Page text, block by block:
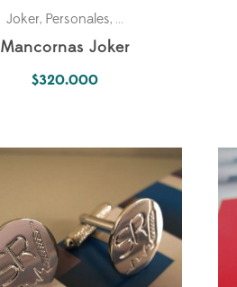
Joker, Personales, Universo Fantástico
Mancornas Joker
$320.000